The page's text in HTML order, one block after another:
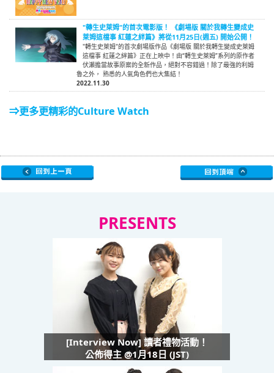
"轉生史萊姆"的首次電影版！ 《劇場版 關於我轉生變成史
萊姆這檔事 紅蓮之絆篇》將從11月25日(週五) 開始公開！
"轉生史萊姆"的首次劇場版作品《劇場版 關於我轉生變成史萊姆
這檔事 紅蓮之絆篇》正在上映中！由“轉生史萊姆”系列的原作者
伏瀨擔當故事原案的全新作品，絕對不容錯過！除了最強的利姆
魯之外， 熟悉的人氣角色們也大集結！
2022.11.30
⇒更多更精彩的Culture Watch
PRESENTS
[Interview Now] 讀者禮物活動！
公佈得主 @1月18日 (JST)